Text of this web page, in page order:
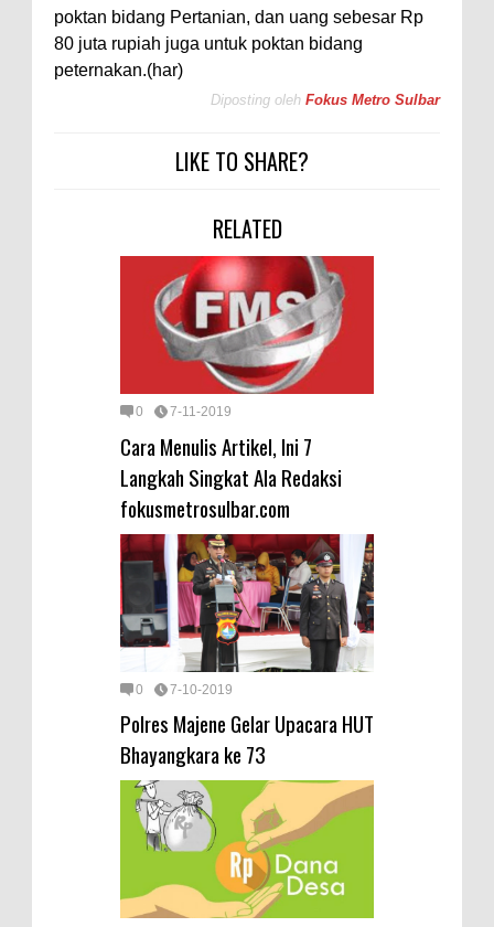
poktan bidang Pertanian, dan uang sebesar Rp
80 juta rupiah juga untuk poktan bidang
peternakan.(har)
Diposting oleh Fokus Metro Sulbar
LIKE TO SHARE?
RELATED
0 7-11-2019
Cara Menulis Artikel, Ini 7
Langkah Singkat Ala Redaksi
fokusmetrosulbar.com
0 7-10-2019
Polres Majene Gelar Upacara HUT
Bhayangkara ke 73